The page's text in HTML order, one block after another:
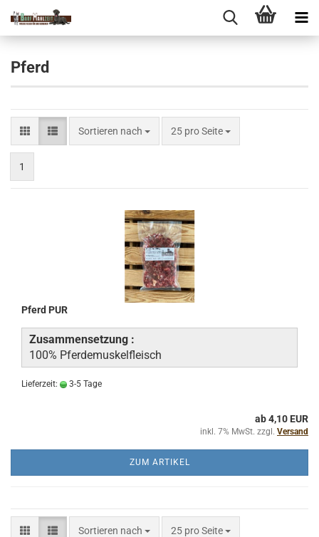
Pferd
Sortieren nach
Sortieren nach 25 pro Seite
pro Seite
1
Pferd PUR
Zusammensetzung :
100% Pferdemuskelfleisch
Lieferzeit: 3-5 Tage
ab 4,10 EUR
inkl. 7% MwSt. zzgl. Versand
ZUM ARTIKEL
Sortieren nach
Sortieren nach 25 pro Seite
pro Seite